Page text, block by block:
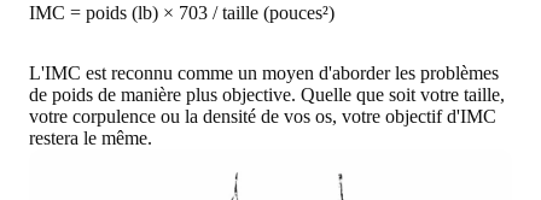
IMC = poids (lb) × 703 / taille (pouces²)
L'IMC est reconnu comme un moyen d'aborder les problèmes
de poids de manière plus objective. Quelle que soit votre taille,
votre corpulence ou la densité de vos os, votre objectif d'IMC
restera le même.